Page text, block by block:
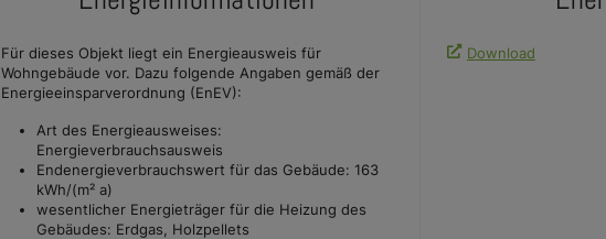
Für dieses Objekt liegt ein Energieausweis für
Wohngebäude vor. Dazu folgende Angaben gemäß der
Energieeinsparverordnung (EnEV):
Art des Energieausweises:
Energieverbrauchsausweis
Endenergieverbrauchswert für das Gebäude: 163
kWh/(m² a)
wesentlicher Energieträger für die Heizung des
Gebäudes: Erdgas, Holzpellets
Download